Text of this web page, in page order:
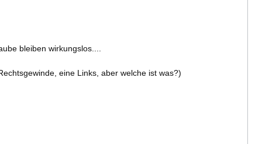
bleiben wirkungslos....
eine Links, aber welche ist was?)